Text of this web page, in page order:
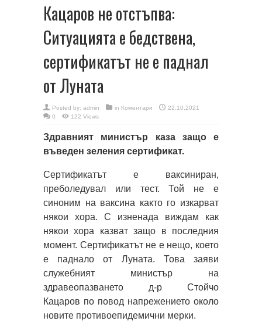
Кацаров не отстъпва:
Ситуацията е бедствена,
сертификатът не е паднал
от Луната
Posted by: admin in Коментари
22.10.2021
0
122 Views
Здравният министър каза защо е
въведен зеления сертификат.
Сертификатът е ваксиниран,
преболедувал или тест. Той не е
синоним на ваксина както го изкарват
някои хора. С изненада виждам как
някои хора казват защо в последния
момент. Сертификатът не е нещо, което
е паднало от Луната. Това заяви
служебният министър на
здравеопазването д-р Стойчо
Кацаров по повод напрежението около
новите противоепидемични мерки.